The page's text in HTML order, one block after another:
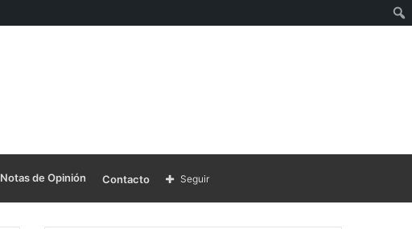
Notas de Opinión Contacto Seguir